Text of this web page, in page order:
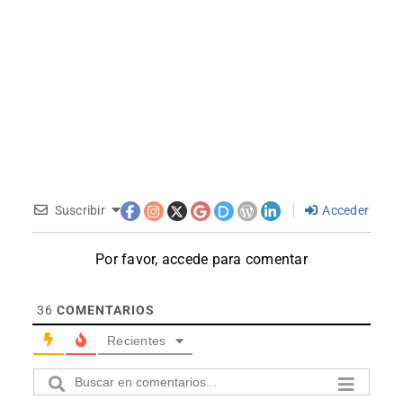
Suscribir Acceder
Por favor, accede para comentar
36 COMENTARIOS
Recientes